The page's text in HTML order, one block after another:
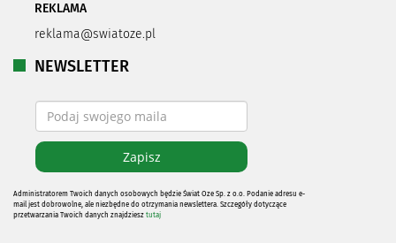
REKLAMA
reklama@swiatoze.pl
NEWSLETTER
Administratorem Twoich danych osobowych będzie Świat Oze Sp. z o.o. Podanie adresu e-
mail jest dobrowolne, ale niezbędne do otrzymania newslettera. Szczegóły dotyczące
przetwarzania Twoich danych znajdziesz tutaj